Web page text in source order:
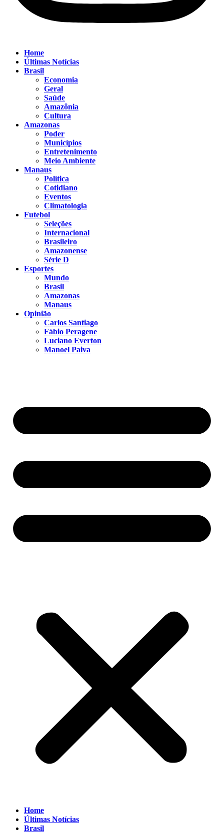
Home
Últimas Notícias
Brasil
Economia
Geral
Saúde
Amazônia
Cultura
Amazonas
Poder
Municípios
Entretenimento
Meio Ambiente
Manaus
Política
Cotidiano
Eventos
Climatologia
Futebol
Seleções
Internacional
Brasileiro
Amazonense
Série D
Esportes
Mundo
Brasil
Amazonas
Manaus
Opinião
Carlos Santiago
Fábio Peragene
Luciano Everton
Manoel Paiva
Home
Últimas Notícias
Brasil